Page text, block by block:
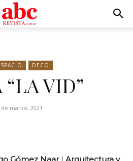
DECO
“LA VID”
de marzo, 2021